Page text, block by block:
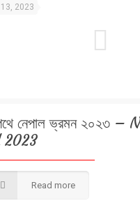
2023
নেপাল ভ্রমন ২০২৩ –
2023
Read more